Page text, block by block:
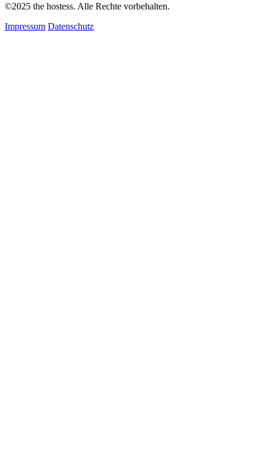
©2025 the hostess. Alle Rechte vorbehalten.
Impressum Datenschutz